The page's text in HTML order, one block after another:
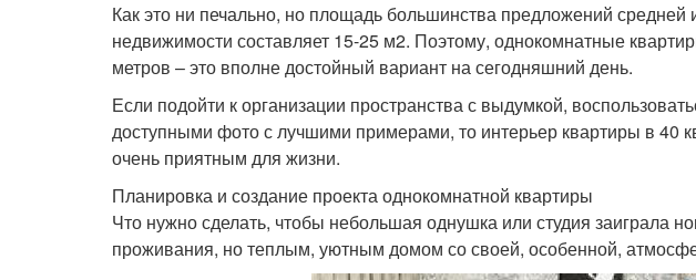
Как это ни печально, но площадь большинства предложений
недвижимости составляет 15-25 м2. Поэтому, однокомнатные
метров – это вполне достойный вариант на сегодняшний день.
Если подойти к организации пространства с выдумкой,
доступными фото с лучшими примерами, то интерьер квартиры в 40
очень приятным для жизни.
Планировка и создание проекта однокомнатной квартиры
Что нужно сделать, чтобы небольшая однушка или студия заиграла
проживания, но теплым, уютным домом со своей, особенной,